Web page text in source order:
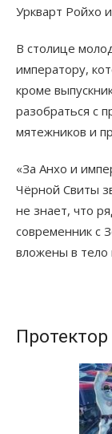
Уркварт Ройхо
В столице
императору,
кроме
разобраться с
мятежников и
«За Анхо и
Чёрной Свиты
не знает, что
современник с
вложены в тело